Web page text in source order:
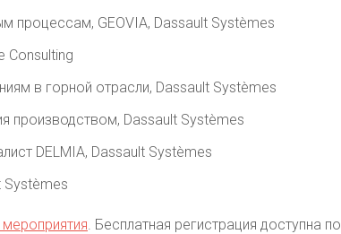
процессам, GEOVIA, Dassault Systèmes
Consulting
в горной отрасли, Dassault Systèmes
производством, Dassault Systèmes
DELMIA, Dassault Systèmes
Systèmes
. Бесплатная регистрация доступна по